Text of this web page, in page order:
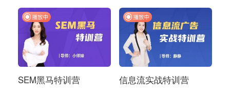
SEM黑马特训营 信息流实战特训营